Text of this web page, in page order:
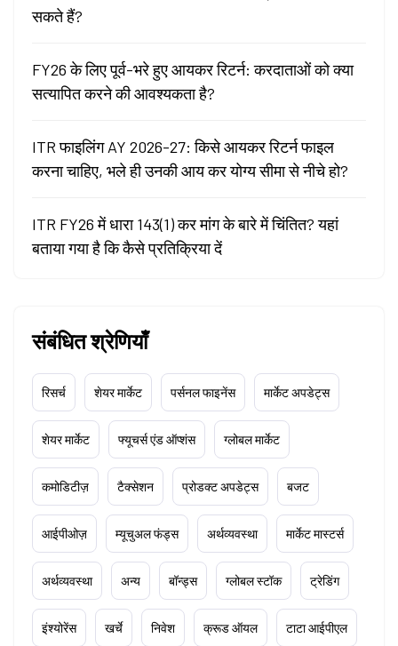
सकते हैं?
FY26 के लिए पूर्व-भरे हुए आयकर रिटर्न: करदाताओं को क्या
सत्यापित करने की आवश्यकता है?
ITR फाइलिंग AY 2026-27: किसे आयकर रिटर्न फाइल
करना चाहिए, भले ही उनकी आय कर योग्य सीमा से नीचे हो?
ITR FY26 में धारा 143(1) कर मांग के बारे में चिंतित? यहां
बताया गया है कि कैसे प्रतिक्रिया दें
संबंधित श्रेणियाँ
रिसर्च शेयर मार्केट पर्सनल फाइनेंस मार्केट अपडेट्स
शेयर मार्केट फ्यूचर्स एंड ऑप्शंस ग्लोबल मार्केट
कमोडिटीज़ टैक्सेशन प्रोडक्ट अपडेट्स बजट
आईपीओज़ म्यूचुअल फंड्स अर्थव्यवस्था मार्केट मास्टर्स
अर्थव्यवस्था अन्य बॉन्ड्स ग्लोबल स्टॉक ट्रेडिंग
इंश्योरेंस खर्चे निवेश क्रूड ऑयल टाटा आईपीएल